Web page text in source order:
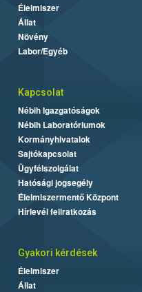
Élelmiszer
Állat
Növény
Labor/Egyéb
Kapcsolat
Nébih Igazgatóságok
Nébih Laboratóriumok
Kormányhivatalok
Sajtókapcsolat
Ügyfélszolgálat
Hatósági jogsegély
Élelmiszermentő Központ
Hírlevél feliratkozás
Gyakori kérdések
Élelmiszer
Állat